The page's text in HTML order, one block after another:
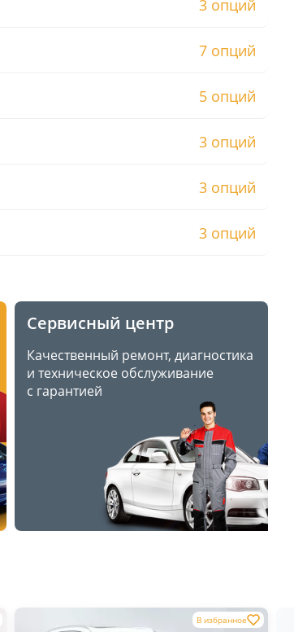
3 опций
7 опций
5 опций
3 опций
3 опций
3 опций
Сервисный центр
Качественный ремонт, диагностика
и техническое обслуживание
с гарантией
В избранное